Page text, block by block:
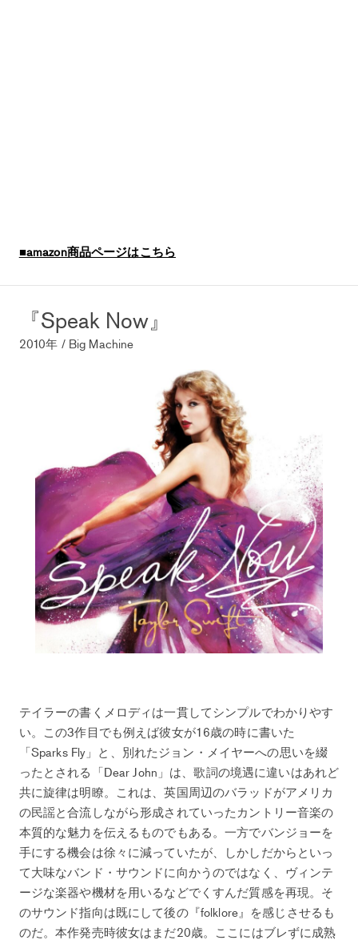
■amazon商品ページはこちら
『Speak Now』
2010年 / Big Machine
テイラーの書くメロディは一貫してシンプルでわかりやす
い。この3作目でも例えば彼女が16歳の時に書いた
「Sparks Fly」と、別れたジョン・メイヤーへの思いを綴
ったとされる「Dear John」は、歌詞の境遇に違いはあれど
共に旋律は明瞭。これは、英国周辺のバラッドがアメリカ
の民謡と合流しながら形成されていったカントリー音楽の
本質的な魅力を伝えるものでもある。一方でバンジョーを
手にする機会は徐々に減っていたが、しかしだからといっ
て大味なバンド・サウンドに向かうのではなく、ヴィンテ
ージな楽器や機材を用いるなどでくすんだ質感を再現。そ
のサウンド指向は既にして後の『folklore』を感じさせるも
のだ。本作発売時彼女はまだ20歳。ここにはブレずに成熟